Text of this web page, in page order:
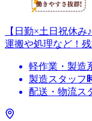
【日勤×土日祝休
運搬や処理など！
軽作業・製造
製造スタッフ
配送・物流ス